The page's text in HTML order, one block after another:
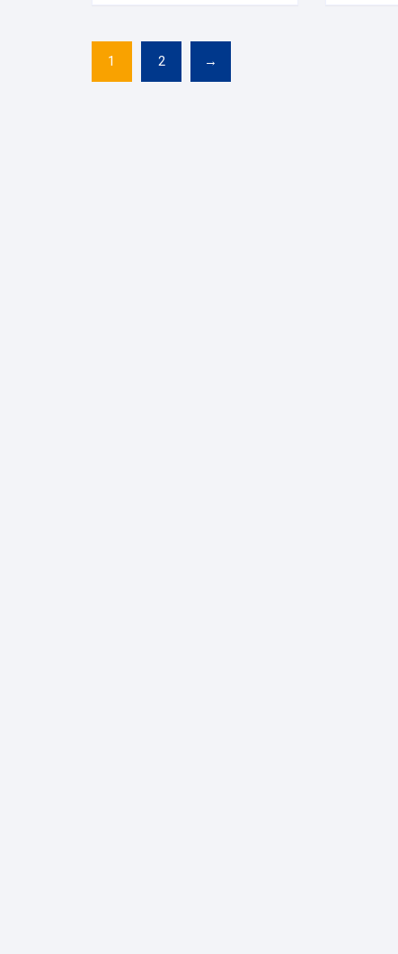
1 2 →